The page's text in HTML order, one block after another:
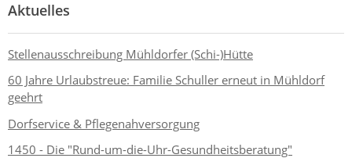
Aktuelles
Stellenausschreibung Mühldorfer (Schi-)Hütte
60 Jahre Urlaubstreue: Familie Schuller erneut in Mühldorf
geehrt
Dorfservice & Pflegenahversorgung
1450 - Die "Rund-um-die-Uhr-Gesundheitsberatung"